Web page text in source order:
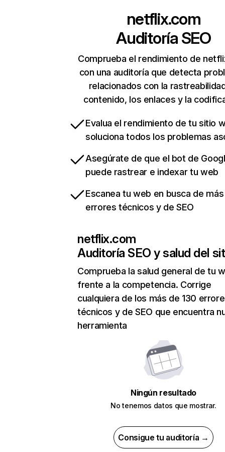
netflix.com
Auditoría SEO
Comprueba el rendimiento de
con una auditoría que detecta
relacionados con la
contenido, los enlaces y la
Evalua el rendimiento de tu sitio
soluciona todos los problemas
Asegúrate de que el bot de
puede rastrear e indexar tu web
Escanea tu web en busca de
errores técnicos y de SEO
netflix.com
Auditoría SEO y salud del
Comprueba la salud general de tu
frente a la competencia. Corrige
cualquiera de los más de 130
técnicos y de SEO que encuentra
herramienta
Ningún resultado
No tenemos datos que mostrar.
Consigue tu auditoría →